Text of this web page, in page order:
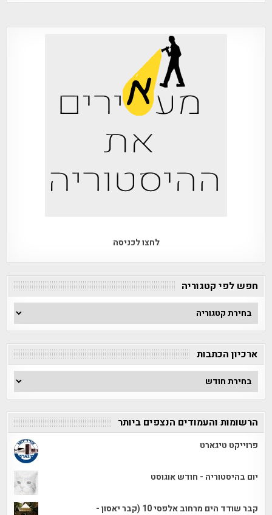
לחצו לכניסה
חפש לפי קטגוריה
חפש
לפי
ארכיון הכתבות
ארכיון
הכתבות
הרשומות והעמודים הנצפים ביותר
פרוייקט טיגארט
יום בהיסטוריה - חודש אוגוסט
קבר שודד הים מרחוב אלפסי 10 (קבר יאסון -